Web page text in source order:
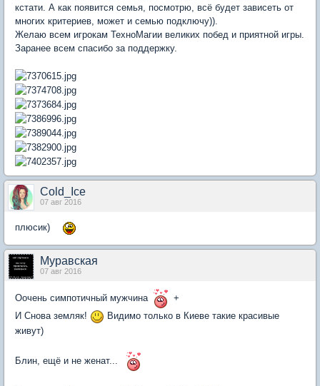
кстати. А как появится семья, посмотрю, всё будет зависеть от
многих критериев, может и семью подключу)).
Желаю всем игрокам ТехноМагии великих побед и приятной игры.
Заранее всем спасибо за поддержку.
Cold_Ice
07 авг 2016
плюсик)
Муравская
07 авг 2016
Оочень симпотичный мужчина
+
И Снова земляк!
Видимо только в Киеве такие красивые
живут)
Блин, ещё и не женат...